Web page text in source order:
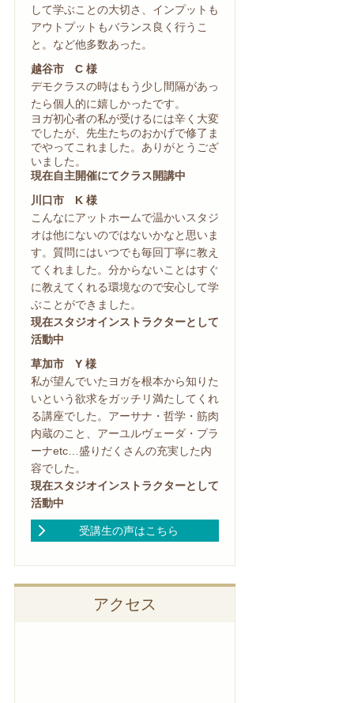
して学ぶことの大切さ、インプットも
アウトプットもバランス良く行うこ
と。など他多数あった。
越谷市 C 様
デモクラスの時はもう少し間隔があっ
たら個人的に嬉しかったです。
ヨガ初心者の私が受けるには辛く大変
でしたが、先生たちのおかげで修了ま
でやってこれました。ありがとうござ
いました。
現在自主開催にてクラス開講中
川口市 K 様
こんなにアットホームで温かいスタジ
オは他にないのではないかなと思いま
す。質問にはいつでも毎回丁寧に教え
てくれました。分からないことはすぐ
に教えてくれる環境なので安心して学
ぶことができました。
現在スタジオインストラクターとして
活動中
草加市 Y 様
私が望んでいたヨガを根本から知りた
いという欲求をガッチリ満たしてくれ
る講座でした。アーサナ・哲学・筋肉
内蔵のこと、アーユルヴェーダ・プラ
ーナetc…盛りだくさんの充実した内
容でした。
現在スタジオインストラクターとして
活動中
受講生の声はこちら
アクセス